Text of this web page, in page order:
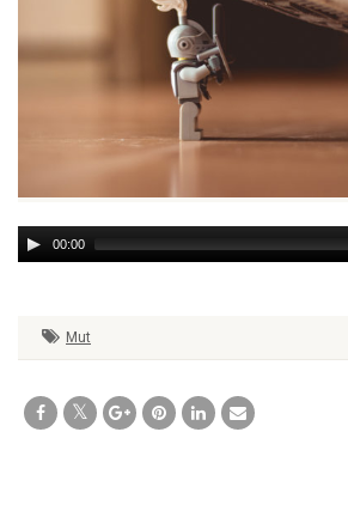
Audio
Player
00:00
Mut